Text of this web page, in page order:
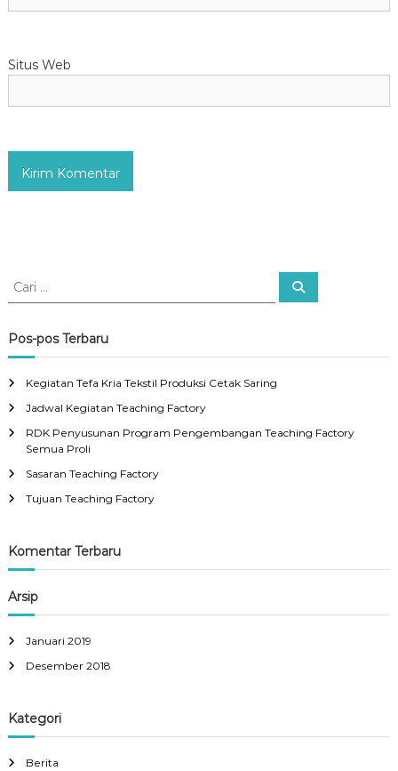
Situs Web
C
:
C
Pos-pos Terbaru
Kegiatan Tefa Kria Tekstil Produksi Cetak Saring
Jadwal Kegiatan Teaching Factory
RDK Penyusunan Program Pengembangan Teaching Factory
Semua Proli
Sasaran Teaching Factory
Tujuan Teaching Factory
Komentar Terbaru
Arsip
Januari 2019
Desember 2018
Kategori
Berita